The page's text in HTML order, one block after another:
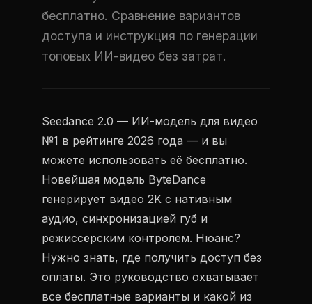
бесплатно. Сравнение вариантов
доступа и инструкция по генерации
топовых ИИ-видео без затрат.
Seedance 2.0 — ИИ-модель для видео
№1 в рейтинге 2026 года — и вы
можете использовать её бесплатно.
Новейшая модель ByteDance
генерирует видео 2K с нативным
аудио, синхронизацией губ и
режиссёрским контролем. Нюанс?
Нужно знать, где получить доступ без
оплаты. Это руководство охватывает
все бесплатные варианты и какой из